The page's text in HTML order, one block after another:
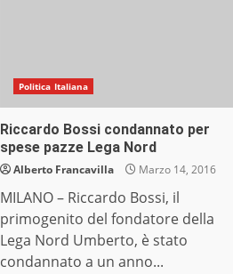
Politica Italiana
Riccardo Bossi condannato per
spese pazze Lega Nord
Alberto Francavilla Marzo 14, 2016
MILANO – Riccardo Bossi, il
primogenito del fondatore della
Lega Nord Umberto, è stato
condannato a un anno...